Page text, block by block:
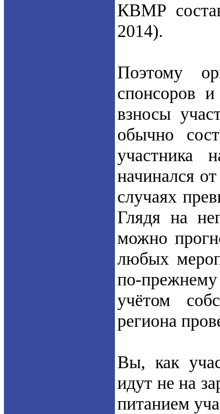
КВМР
2014).
Поэтому
спонсоров
взносы
обычно
участника
начинался
случаях
Глядя на
можно
любых
по-
учётом
региона
Вы, как
идут не на
питанием